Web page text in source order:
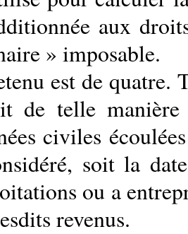
aux
» imposable.
est de quatre.
de telle
civiles
soit la
ou a
revenus.